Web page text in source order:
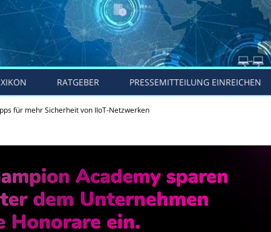
RATGEBER PRESSEMITTEILUNG EINREICHEN
für mehr Sicherheit von IIoT-Netzwerken